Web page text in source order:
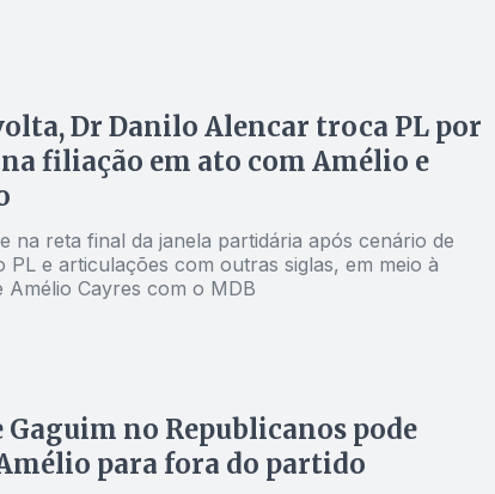
Dr Danilo Alencar troca PL por
filiação em ato com Amélio e
na reta final da janela partidária após cenário de
PL e articulações com outras siglas, em meio à
Amélio Cayres com o MDB
Gaguim no Republicanos pode
para fora do partido